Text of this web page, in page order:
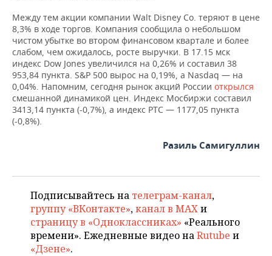
ЭНЕРГЕТИКА
УСЛУГИ
МЕДИА
ТЕЛЕКОММУНИКАЦИИ
ВЫЕЗДНАЯ РЕДАКЦИЯ
БИЗНЕС-БРАНЧИ
ONLINE-КОНФЕРЕНЦИИ
ОТКРЫТАЯ ЛЕКЦИЯ
НОВОСТИ СПОРТА
ФУТБОЛ
ХОККЕЙ
БАСКЕТБОЛ
ВОЛЕЙБОЛ
ФИГУРНОЕ КАТАНИЕ
ВОДНЫЕ ВИДЫ СПОРТА
ХОККЕЙ С МЯЧОМ
ОБЩЕСТВО
НОВОСТИ ОБЩЕСТВА
ВЛАСТЬ
ИНФРАСТРУКТУРА
ИСТОРИЯ
МЕДИЦИНА
ОБРАЗОВАНИЕ
ПРОИСШЕСТВИЯ
ФОТОГАЛЕРЕЯ
СЮЖЕТЫ
СПРАВОЧНИК
СПИСОК ПЕРСОН
ПОЛНАЯ ВЕРСИЯ
Между тем акции компании Walt Disney Co. теряют в цене
8,3% в ходе торгов. Компания сообщила о небольшом
чистом убытке во втором финансовом квартале и более
слабом, чем ожидалось, росте выручки. В 17.15 мск
индекс Dow Jones увеличился на 0,26% и составил 38
953,84 пункта. S&P 500 вырос на 0,19%, а Nasdaq — на
0,04%. Напомним, сегодня рынок акций России открылся
смешанной динамикой цен. Индекс Мосбиржи составил
3413,14 пункта (-0,7%), а индекс РТС — 1177,05 пункта
(-0,8%).
Разиль Самигуллин
Подписывайтесь на телеграм-канал,
группу «ВКонтакте»,канал в MAXи
страницу в «Одноклассниках» «Реального
времени». Ежедневные видео наRutube и
«Дзене».